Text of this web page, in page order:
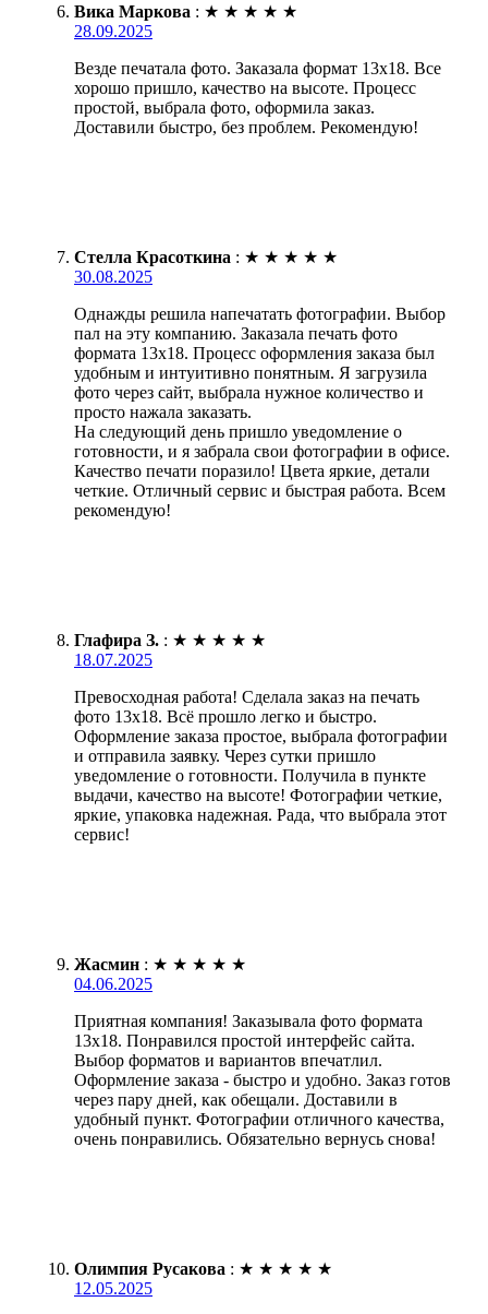
Вика Маркова : ★ ★ ★ ★ ★
28.09.2025
Везде печатала фото. Заказала формат 13х18. Все
хорошо пришло, качество на высоте. Процесс
простой, выбрала фото, оформила заказ.
Доставили быстро, без проблем. Рекомендую!
Стелла Красоткина : ★ ★ ★ ★ ★
30.08.2025
Однажды решила напечатать фотографии. Выбор
пал на эту компанию. Заказала печать фото
формата 13х18. Процесс оформления заказа был
удобным и интуитивно понятным. Я загрузила
фото через сайт, выбрала нужное количество и
просто нажала заказать.
На следующий день пришло уведомление о
готовности, и я забрала свои фотографии в офисе.
Качество печати поразило! Цвета яркие, детали
четкие. Отличный сервис и быстрая работа. Всем
рекомендую!
Глафира З. : ★ ★ ★ ★ ★
18.07.2025
Превосходная работа! Сделала заказ на печать
фото 13х18. Всё прошло легко и быстро.
Оформление заказа простое, выбрала фотографии
и отправила заявку. Через сутки пришло
уведомление о готовности. Получила в пункте
выдачи, качество на высоте! Фотографии четкие,
яркие, упаковка надежная. Рада, что выбрала этот
сервис!
Жасмин : ★ ★ ★ ★ ★
04.06.2025
Приятная компания! Заказывала фото формата
13х18. Понравился простой интерфейс сайта.
Выбор форматов и вариантов впечатлил.
Оформление заказа - быстро и удобно. Заказ готов
через пару дней, как обещали. Доставили в
удобный пункт. Фотографии отличного качества,
очень понравились. Обязательно вернусь снова!
Олимпия Русакова : ★ ★ ★ ★ ★
12.05.2025